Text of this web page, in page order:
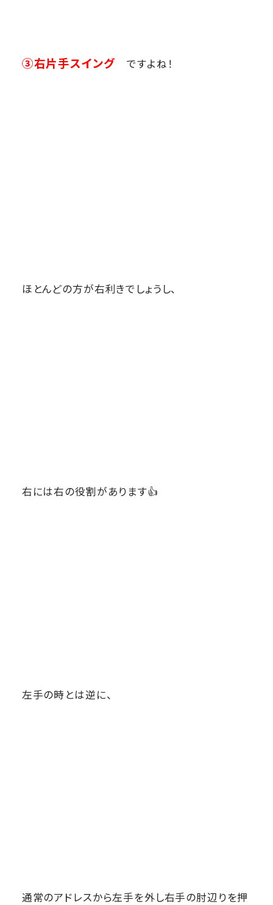
③右片手スイングですよね！
ほとんどの方が右利きでしょうし、
右には右の役割があります👍
左手の時とは逆に、
通常のアドレスから左手を外し右手の肘辺りを押